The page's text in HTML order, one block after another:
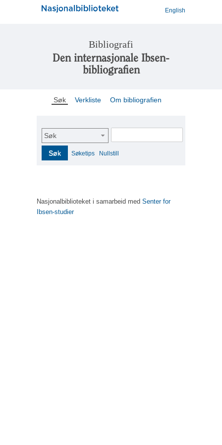
English
Bibliografi
Den internasjonale Ibsen-
bibliografien
Søk Verkliste Om bibliografien
Søk
Søk Søketips Nullstill
Nasjonalbiblioteket i samarbeid med Senter for
Ibsen-studier